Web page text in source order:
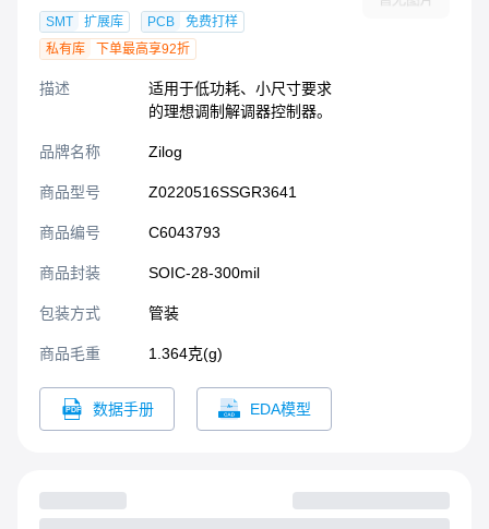
SMT 扩展库 PCB
免费打样
私有库
下单最高享92折
描述
适用于低功耗、小尺寸要求
的理想调制解调器控制器。
品牌名称 Zilog
商品型号 Z0220516SSGR3641
商品编号 C6043793
商品封装 SOIC-28-300mil​
包装方式 管装
商品毛重 1.364克(g)
数据手册 EDA模型